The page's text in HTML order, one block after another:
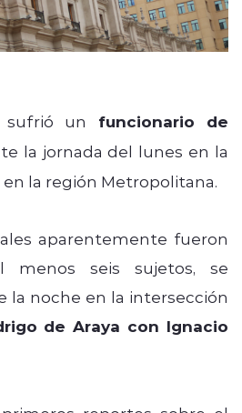
sufrió un funcionario de
la jornada del lunes en la
en la región Metropolitana.
aparentemente fueron
menos seis sujetos, se
la noche en la intersección
de Araya con Ignacio